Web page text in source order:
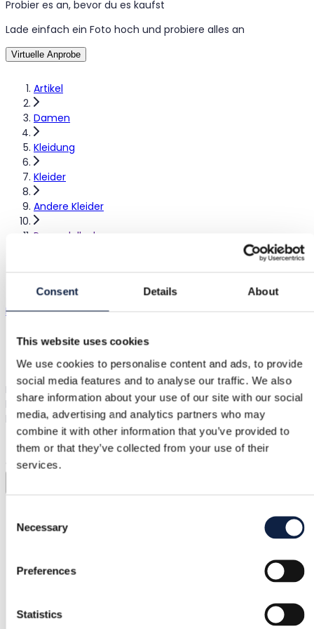
Consent Details About
This website uses cookies
We use cookies to personalise content and ads, to provide
social media features and to analyse our traffic. We also
share information about your use of our site with our social
media, advertising and analytics partners who may
combine it with other information that you’ve provided to
them or that they’ve collected from your use of their
services.
Selection
Necessary
Preferences
Statistics
Artikel
Damen
Kleidung
Kleider
Andere Kleider
Paper dolls dress
Probier es an, bevor du es kaufst
Lade einfach ein Foto hoch und probiere alles an
Virtuelle Anprobe
Paper Dolls|L / 40|Ausgezeichnet
Beautiful full-sequin dress in silver color. At the waist a black
bow "belt" (not detachable, and not tightening, but stretches
like the dress). The whole dress has a soft lining fabric. Back
zipper closure. Stretches, measurements: armpit-to-armpit
43-57 cm, waist 38-46 cm, hips 44-56 cm, length 99 cm.
Comfortable to wear on top of that! Really neat condition.
69,00 €
Versand ab 3,89 € Käuferschutz
Käuferschutz
Rückerstattung, wenn der Artikel fehlerhaft ist oder nicht